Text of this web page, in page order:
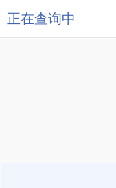
正在查询中